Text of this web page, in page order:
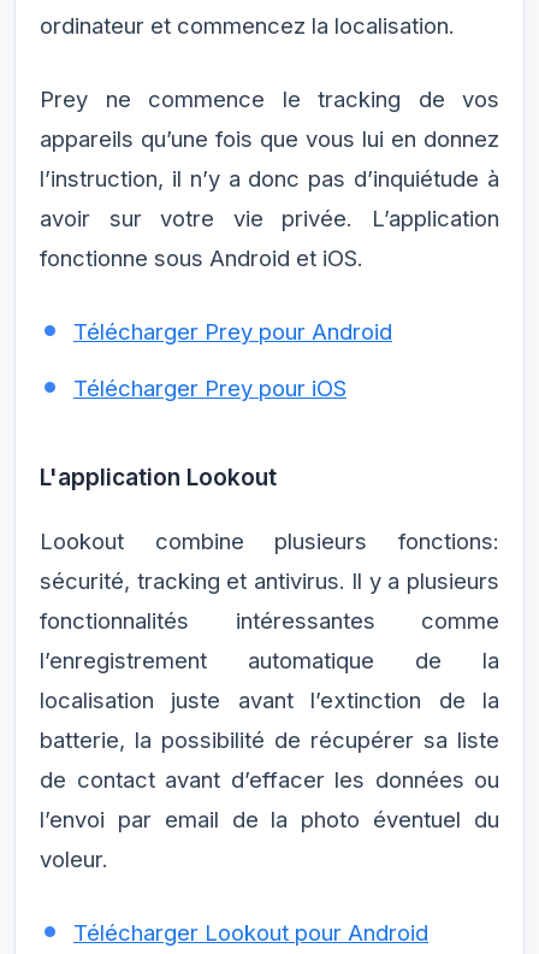
ordinateur et commencez la localisation.
Prey ne commence le tracking de vos
appareils qu’une fois que vous lui en donnez
l’instruction, il n’y a donc pas d’inquiétude à
avoir sur votre vie privée. L’application
fonctionne sous Android et iOS.
Télécharger Prey pour Android
Télécharger Prey pour iOS
L'application Lookout
Lookout combine plusieurs fonctions:
sécurité, tracking et antivirus. Il y a plusieurs
fonctionnalités intéressantes comme
l’enregistrement automatique de la
localisation juste avant l’extinction de la
batterie, la possibilité de récupérer sa liste
de contact avant d’effacer les données ou
l’envoi par email de la photo éventuel du
voleur.
Télécharger Lookout pour Android